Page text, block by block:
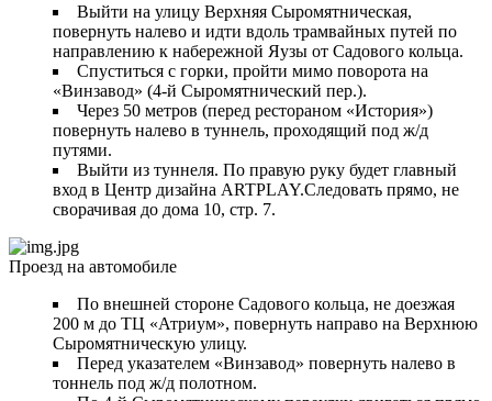
Выйти на улицу Верхняя Сыромятническая,
повернуть налево и идти вдоль трамвайных путей по
направлению к набережной Яузы от Садового кольца.
Спуститься с горки, пройти мимо поворота на
«Винзавод» (4-й Сыромятнический пер.).
Через 50 метров (перед рестораном «История»)
повернуть налево в туннель, проходящий под ж/д
путями.
Выйти из туннеля. По правую руку будет главный
вход в Центр дизайна ARTPLAY.Следовать прямо, не
сворачивая до дома 10, стр. 7.
Проезд на автомобиле
По внешней стороне Садового кольца, не доезжая
200 м до ТЦ «Атриум», повернуть направо на Верхнюю
Сыромятническую улицу.
Перед указателем «Винзавод» повернуть налево в
тоннель под ж/д полотном.